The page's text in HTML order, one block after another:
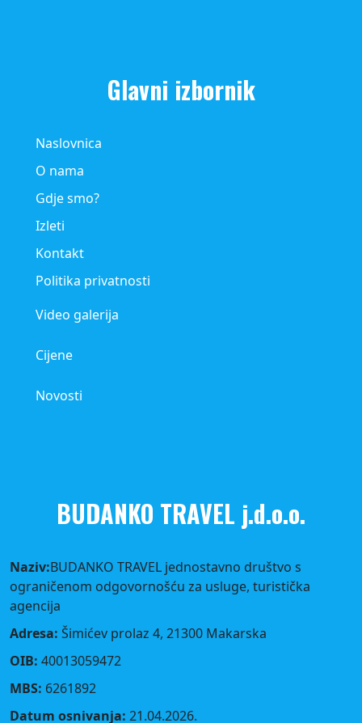
Glavni izbornik
Naslovnica
O nama
Gdje smo?
Izleti
Kontakt
Politika privatnosti
Video galerija
Cijene
Novosti
BUDANKO TRAVEL j.d.o.o.
Naziv:BUDANKO TRAVEL jednostavno društvo s
ograničenom odgovornošću za usluge, turistička
agencija
Adresa: Šimićev prolaz 4, 21300 Makarska
OIB: 40013059472
MBS: 6261892
Datum osnivanja: 21.04.2026.